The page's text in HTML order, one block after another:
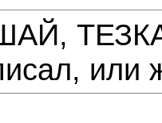
или